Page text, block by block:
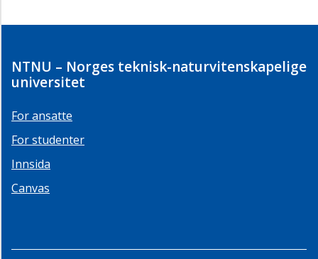
NTNU – Norges teknisk-naturvitenskapelige
universitet
For ansatte
For studenter
Innsida
Canvas